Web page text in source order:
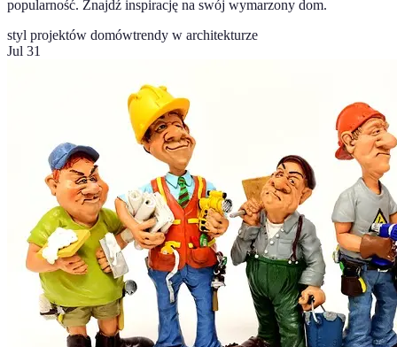
popularność. Znajdź inspirację na swój wymarzony dom.
styl projektów domówtrendy w architekturze
Jul 31